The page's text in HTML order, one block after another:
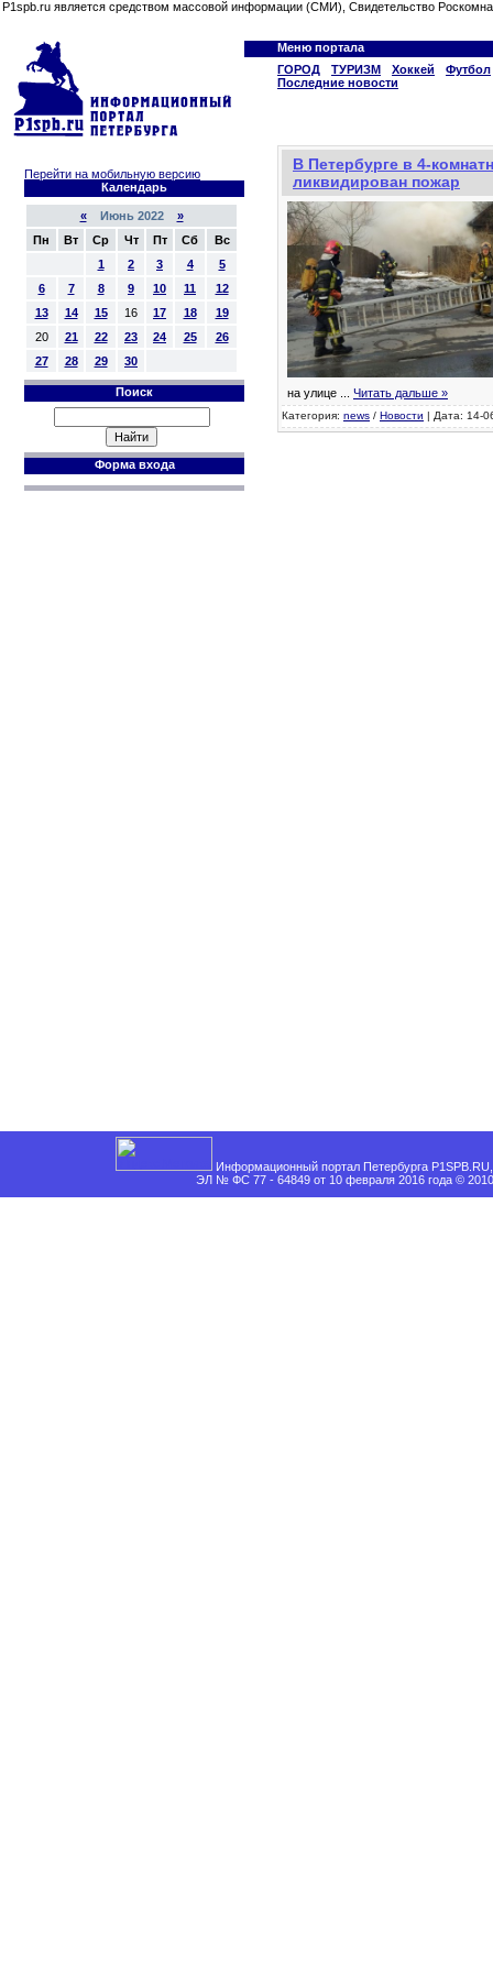
P1spb.ru является средством массовой информации (СМИ), Свидетельство
Меню портала
ГОРОД
ТУРИЗМ Хоккей
Футбол
Последние новости
Перейти на мобильную версию
Календарь
«Июнь 2022 »
Пн
Вт Ср Чт Пт Сб
Вс
1
2 3 4
5
6
7 8 9 10 11
12
13
14 15 16 17 18
19
20
21 22 23 24 25
26
27
28 29 30
Поиск
Форма входа
В Петербурге в 4-
ликвидирован пожар
на улице Читать дальше »
Категория: news / Новости | Дата: 14-
Информационный портал Петербурга
ЭЛ № ФС 77 - 64849 от 10 февраля 2016 года ©